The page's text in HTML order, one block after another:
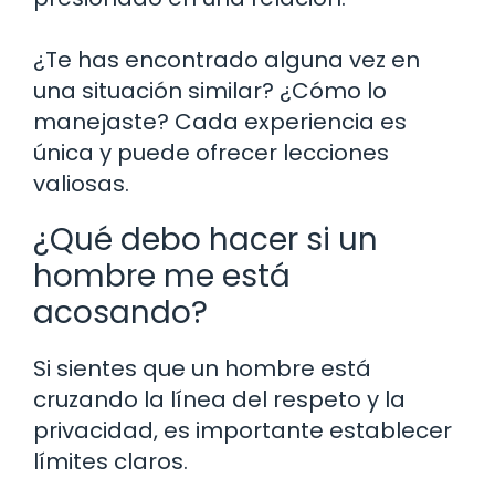
¿Te has encontrado alguna vez en
una situación similar? ¿Cómo lo
manejaste? Cada experiencia es
única y puede ofrecer lecciones
valiosas.
¿Qué debo hacer si un
hombre me está
acosando?
Si sientes que un hombre está
cruzando la línea del respeto y la
privacidad, es importante establecer
límites claros.